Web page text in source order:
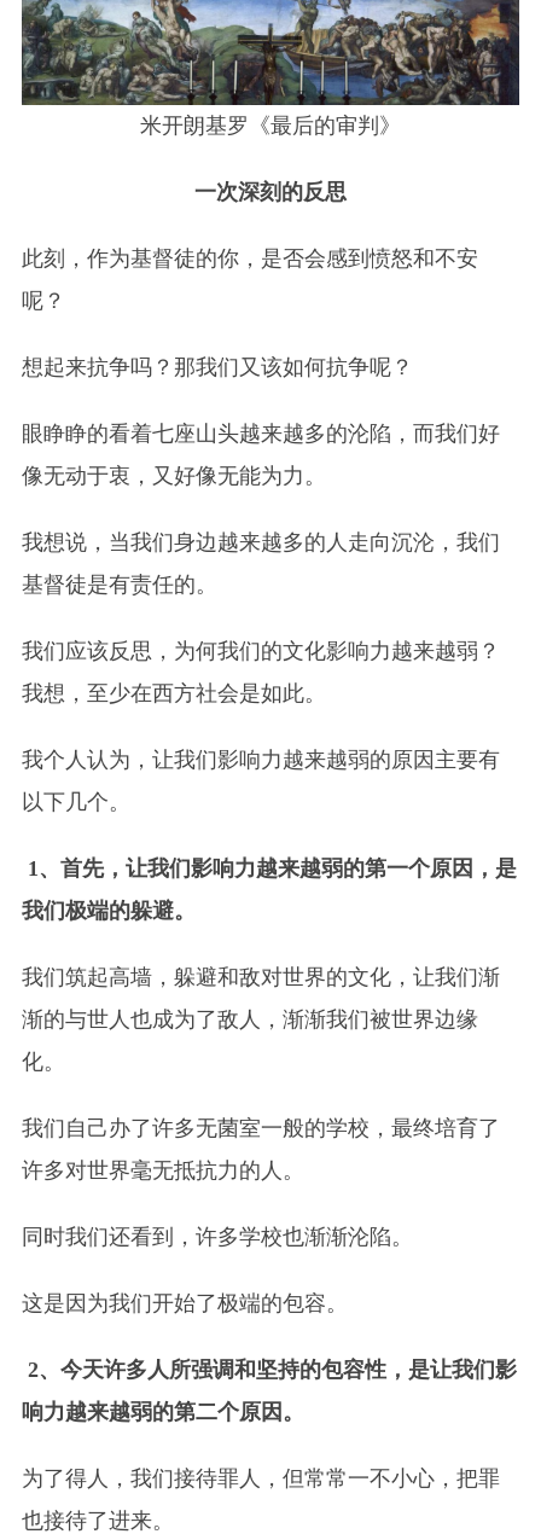
米开朗基罗《最后的审判》
一次深刻的反思
此刻，作为基督徒的你，是否会感到愤怒和不安
呢？
想起来抗争吗？那我们又该如何抗争呢？
眼睁睁的看着七座山头越来越多的沦陷，而我们好
像无动于衷，又好像无能为力。
我想说，当我们身边越来越多的人走向沉沦，我们
基督徒是有责任的。
我们应该反思，为何我们的文化影响力越来越弱？
我想，至少在西方社会是如此。
我个人认为，让我们影响力越来越弱的原因主要有
以下几个。
1、首先，让我们影响力越来越弱的第一个原因，是
我们极端的躲避。
我们筑起高墙，躲避和敌对世界的文化，让我们渐
渐的与世人也成为了敌人，渐渐我们被世界边缘
化。
我们自己办了许多无菌室一般的学校，最终培育了
许多对世界毫无抵抗力的人。
同时我们还看到，许多学校也渐渐沦陷。
这是因为我们开始了极端的包容。
2、今天许多人所强调和坚持的包容性，是让我们影
响力越来越弱的第二个原因。
为了得人，我们接待罪人，但常常一不小心，把罪
也接待了进来。